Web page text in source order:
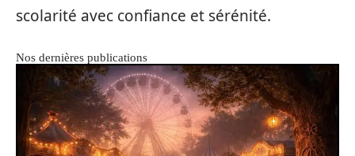
scolarité avec confiance et sérénité.
Nos dernières publications